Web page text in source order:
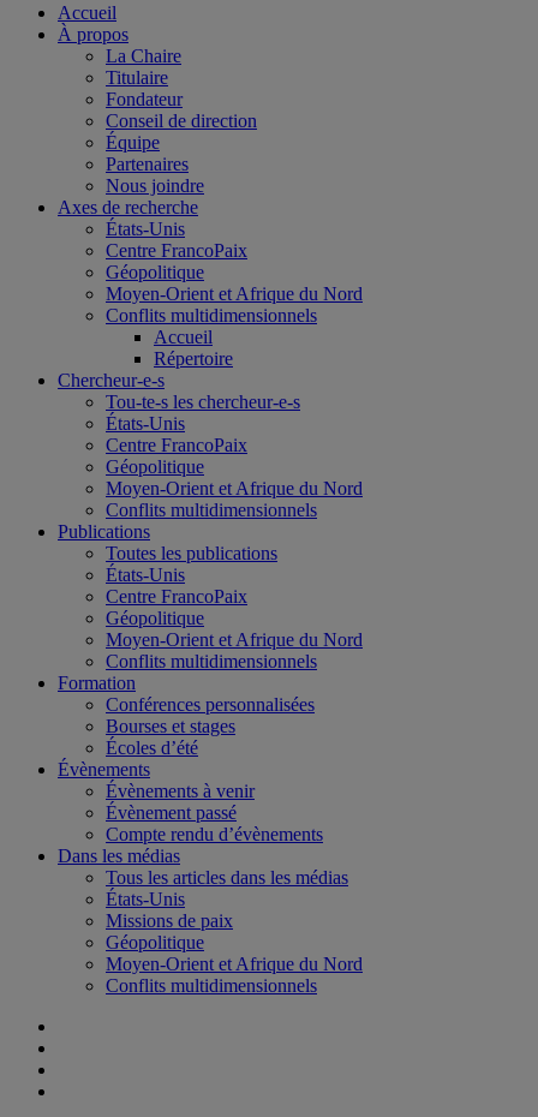
Accueil
À propos
La Chaire
Titulaire
Fondateur
Conseil de direction
Équipe
Partenaires
Nous joindre
Axes de recherche
États-Unis
Centre FrancoPaix
Géopolitique
Moyen-Orient et Afrique du Nord
Conflits multidimensionnels
Accueil
Répertoire
Chercheur-e-s
Tou-te-s les chercheur-e-s
États-Unis
Centre FrancoPaix
Géopolitique
Moyen-Orient et Afrique du Nord
Conflits multidimensionnels
Publications
Toutes les publications
États-Unis
Centre FrancoPaix
Géopolitique
Moyen-Orient et Afrique du Nord
Conflits multidimensionnels
Formation
Conférences personnalisées
Bourses et stages
Écoles d’été
Évènements
Évènements à venir
Évènement passé
Compte rendu d’évènements
Dans les médias
Tous les articles dans les médias
États-Unis
Missions de paix
Géopolitique
Moyen-Orient et Afrique du Nord
Conflits multidimensionnels